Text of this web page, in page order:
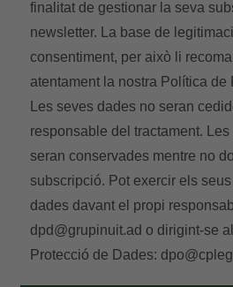
finalitat de gestionar la seva
newsletter. La base de
consentiment, per això li
atentament la nostra Política de
Les seves dades no seran
responsable del tractament.
seran conservades mentre no
subscripció. Pot exercir els
dades davant el propi
dpd@grupinuit.ad o dirigint-se
Protecció de Dades: